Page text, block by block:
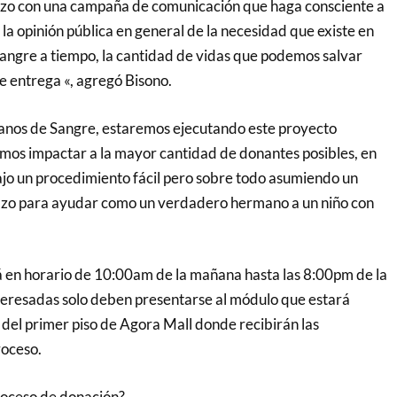
con una campaña de comunicación que haga consciente a
opinión pública en general de la necesidad que existe en
a tiempo, la cantidad de vidas que podemos salvar
entrega «, agregó Bisono.
de Sangre, estaremos ejecutando este proyecto
impactar a la mayor cantidad de donantes posibles, en
un procedimiento fácil pero sobre todo asumiendo un
para ayudar como un verdadero hermano a un niño con
horario de 10:00am de la mañana hasta las 8:00pm de la
solo deben presentarse al módulo que estará
primer piso de Agora Mall donde recibirán las